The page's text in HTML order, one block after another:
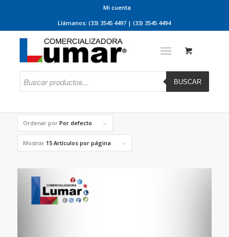
Mi cuenta
Llámanos: (33) 3545 4497 | (33) 3545 4494
BUSCAR
Ordenar por Por defecto
Mostrar 15 Artículos por página